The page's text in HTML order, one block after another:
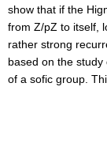
show that if the
from Z/pZ to itself,
rather strong
based on the
of a sofic group.